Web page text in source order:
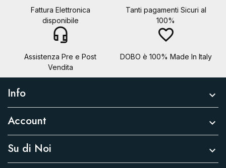
Fattura Elettronica
disponibile
Tanti pagamenti Sicuri al
100%
headset_mic
Assistenza Pre e Post
Vendita
favorite_border
DOBO è 100% Made In Italy
Info 
Account 
Su di Noi 